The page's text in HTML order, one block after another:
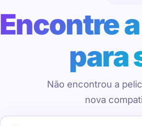
Encontre
para
Não encontrou a
nova